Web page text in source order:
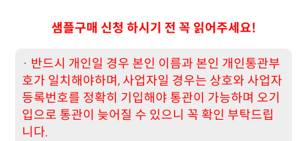
샘플구매 신청 하시기 전 꼭 읽어주세요!
· 반드시 개인일 경우 본인 이름과 본인 개인통관부
호가 일치해야하며, 사업자일 경우는 상호와 사업자
등록번호를 정확히 기입해야 통관이 가능하며 오기
입으로 통관이 늦어질 수 있으니 꼭 확인 부탁드립
니다.